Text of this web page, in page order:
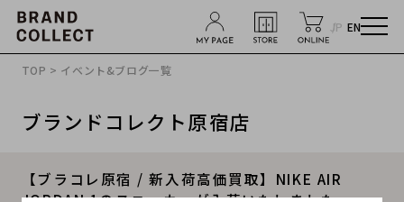
JP EN
TOP > イベント&ブログ一覧
ブランドコレクト原宿店
【ブラコレ原宿 / 新入荷高価買取】NIKE AIR